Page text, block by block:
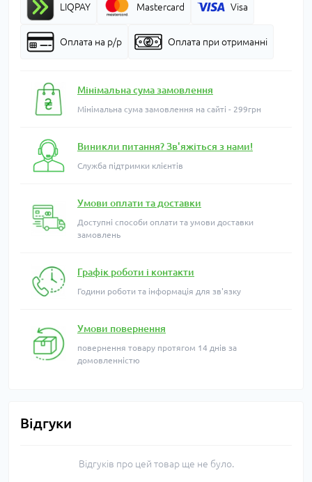
LIQPAY Mastercard Visa
Оплата на р/р Оплата при отриманні
Мінімальна сума замовлення
Мінімальна сума замовлення на сайті - 299грн
Виникли питання? Зв'яжіться з нами!
Служба підтримки клієнтів
Умови оплати та доставки
Доступні способи оплати та умови доставки
замовлень
Графік роботи і контакти
Години роботи та інформація для зв'язку
Умови повернення
повернення товару протягом 14 днів за
домовленністю
Відгуки
Відгуків про цей товар ще не було.